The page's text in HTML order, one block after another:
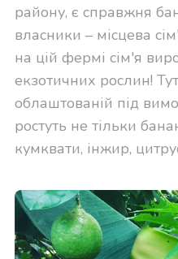
району, є справжня
власники – місцева
на цій фермі сім'я
екзотичних рослин!
облаштованій під
ростуть не тільки
кумквати, інжир,